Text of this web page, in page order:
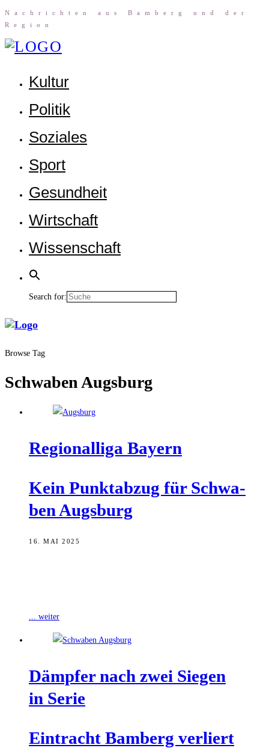
Nach­rich­ten aus Bam­berg und der
Region
Kul­tur
Poli­tik
Sozia­les
Sport
Gesund­heit
Wirt­schaft
Wis­sen­schaft
Search for:
Browse Tag
Schwaben Augsburg
Regio­nal­li­ga Bayern
Kein Punkt­ab­zug für Schwa­
ben Augsburg
16. MAI 2025
... weiter
Dämp­fer nach zwei Sie­gen
in Serie
Ein­tracht Bam­berg ver­liert